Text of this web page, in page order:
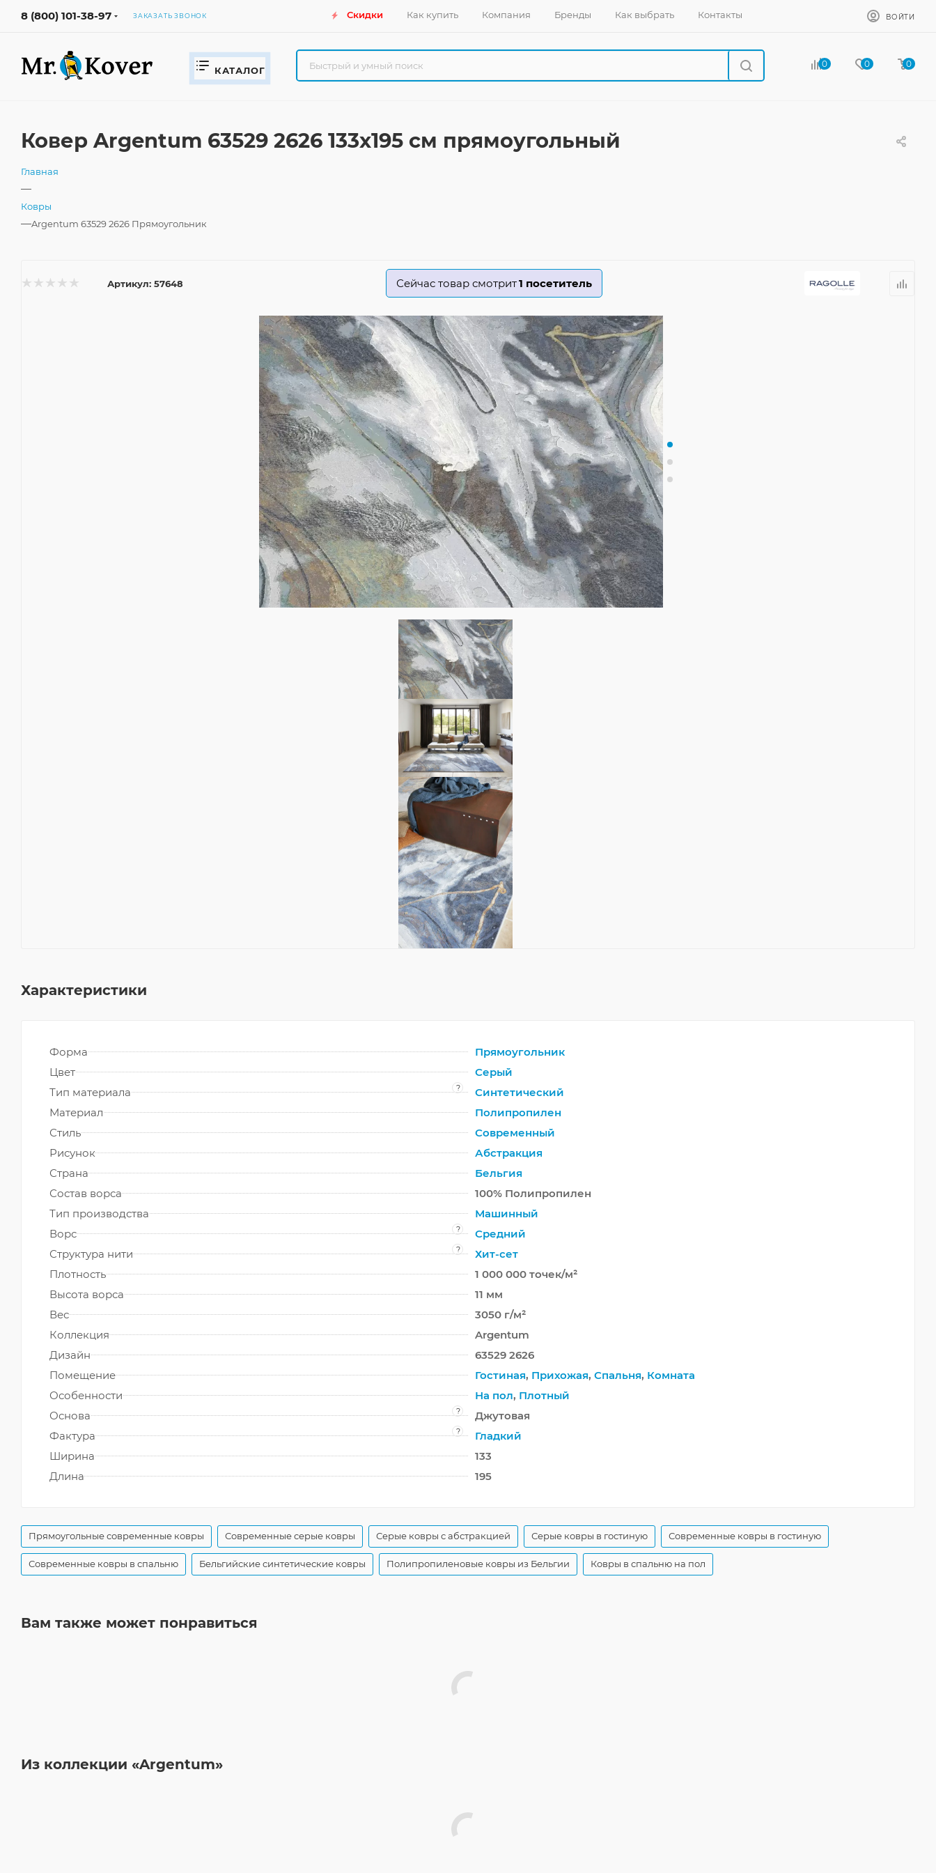
8 (800) 101-38-97 ЗАКАЗАТЬ ЗВОНОК Скидки Как купить Компания Бренды Как выбрать Контакты ВОЙТИ
КАТАЛОГ
0 0 0
Ковер Argentum 63529 2626 133x195 см прямоугольный
Главная
—
Ковры
—Argentum 63529 2626 Прямоугольник
Артикул: 57648 Сейчас товар смотрит1 посетитель
Характеристики
Форма
Прямоугольник
Цвет
Серый
Тип материала
?
Синтетический
Материал
Полипропилен
Стиль
Современный
Рисунок
Абстракция
Страна
Бельгия
Состав ворса
100% Полипропилен
Тип производства
Машинный
Ворс
?
Средний
Структура нити
?
Хит-сет
Плотность
1 000 000 точек/м²
Высота ворса
11 мм
Вес
3050 г/м²
Коллекция
Argentum
Дизайн
63529 2626
Помещение
Гостиная, Прихожая, Спальня, Комната
Особенности
На пол, Плотный
Основа
?
Джутовая
Фактура
?
Гладкий
Ширина
133
Длина
195
Прямоугольные современные ковры Современные серые ковры Серые ковры с абстракцией Серые ковры в гостиную Современные ковры в гостиную
Современные ковры в спальню Бельгийские синтетические ковры Полипропиленовые ковры из Бельгии Ковры в спальню на пол
Вам также может понравиться
Из коллекции «Argentum»